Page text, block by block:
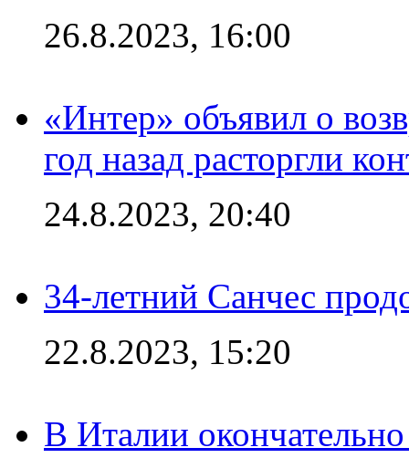
26.8.2023, 16:00
«Интер» объявил о
год назад расторгли
24.8.2023, 20:40
34-летний Санчес
22.8.2023, 15:20
В Италии